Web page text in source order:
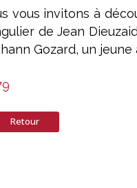
vous invitons à
de Jean
Gozard, un jeune
Retour